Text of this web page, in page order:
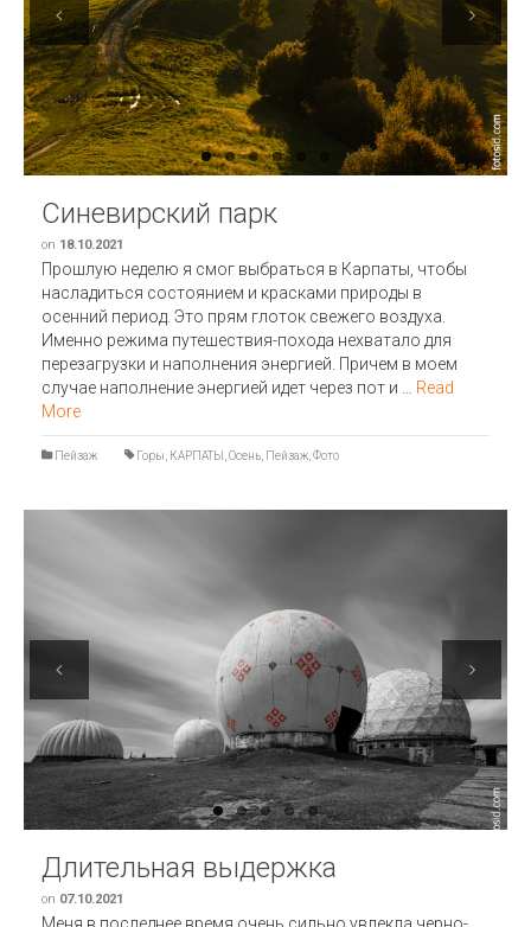
Previous Next
Синевирский парк
on 18.10.2021
Прошлую неделю я смог выбраться в Карпаты, чтобы
насладиться состоянием и красками природы в
осенний период. Это прям глоток свежего воздуха.
Именно режима путешествия-похода нехватало для
перезагрузки и наполнения энергией. Причем в моем
случае наполнение энергией идет через пот и … Read
More
Пейзаж Горы КАРПАТЫ Осень Пейзаж Фото
Previous Next
Длительная выдержка
on 07.10.2021
Меня в последнее время очень сильно увлекла черно-